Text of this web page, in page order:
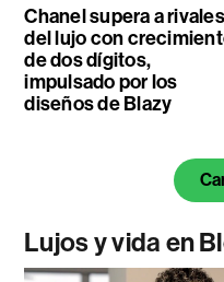
Chanel supera a rivales
del lujo con
de dos dígitos,
impulsado por los
diseños de Blazy
Lujos y vida en